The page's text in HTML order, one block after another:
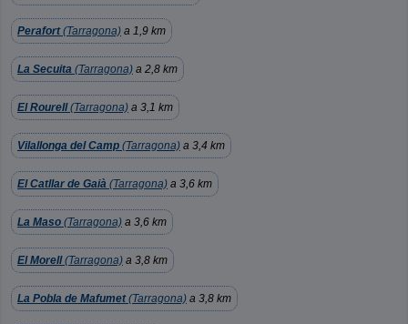
Perafort(Tarragona) a 1,9 km
La Secuita (Tarragona) a 2,8 km
El Rourell(Tarragona) a 3,1 km
Vilallonga del Camp (Tarragona) a 3,4 km
El Catllar de Gaià (Tarragona) a 3,6 km
La Maso (Tarragona) a 3,6 km
El Morell(Tarragona) a 3,8 km
La Pobla de Mafumet(Tarragona) a 3,8 km